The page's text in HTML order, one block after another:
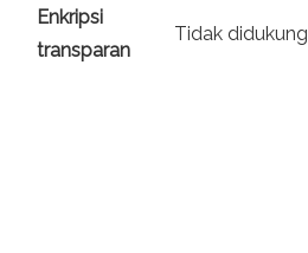
Enkripsi
transparan
Tidak didukung